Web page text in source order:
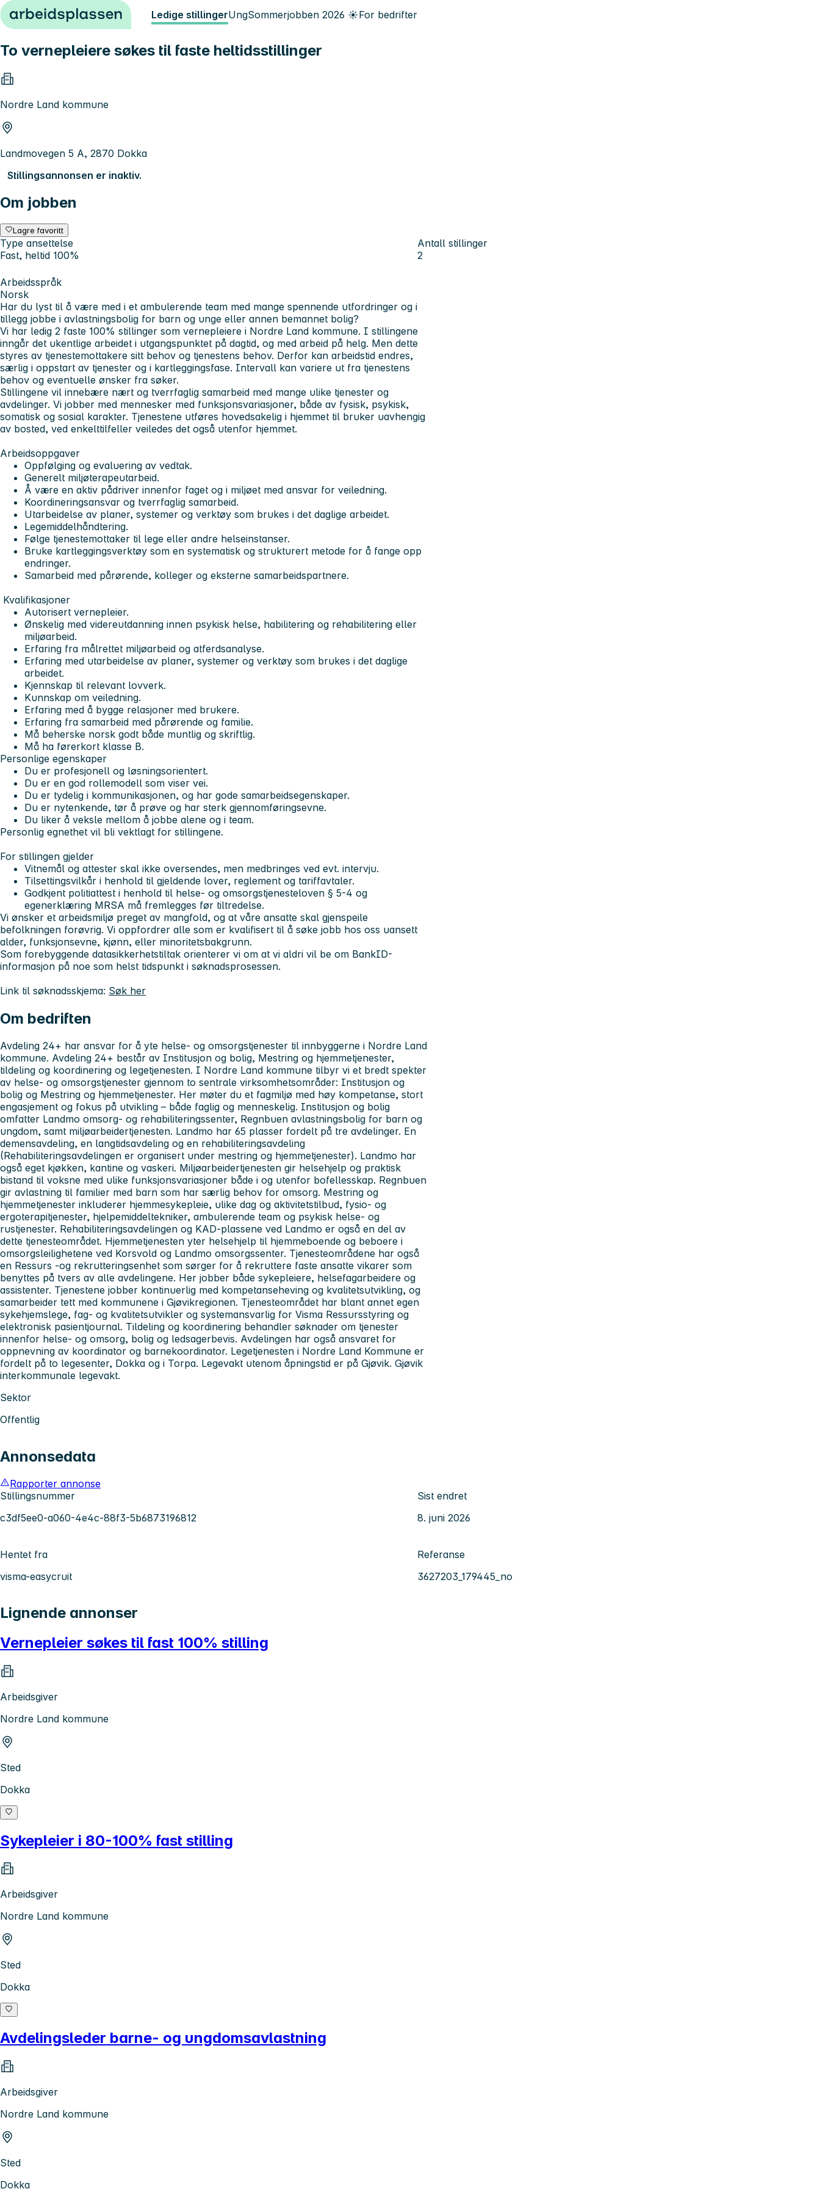
Hopp til innhold Ledige stillingerUngSommerjobben 2026 ☀️For bedrifter
To vernepleiere søkes til faste heltidsstillinger
Nordre Land kommune
Landmovegen 5 A, 2870 Dokka
Stillingsannonsen er inaktiv.
Om jobben
Lagre favoritt
Type ansettelse
Fast, heltid 100%
Antall stillinger
2
Arbeidsspråk
Norsk
Har du lyst til å være med i et ambulerende team med mange spennende utfordringer og i
tillegg jobbe i avlastningsbolig for barn og unge eller annen bemannet bolig?
Vi har ledig 2 faste 100% stillinger som vernepleiere i Nordre Land kommune. I stillingene
inngår det ukentlige arbeidet i utgangspunktet på dagtid, og med arbeid på helg. Men dette
styres av tjenestemottakere sitt behov og tjenestens behov. Derfor kan arbeidstid endres,
særlig i oppstart av tjenester og i kartleggingsfase. Intervall kan variere ut fra tjenestens
behov og eventuelle ønsker fra søker.
Stillingene vil innebære nært og tverrfaglig samarbeid med mange ulike tjenester og
avdelinger. Vi jobber med mennesker med funksjonsvariasjoner, både av fysisk, psykisk,
somatisk og sosial karakter. Tjenestene utføres hovedsakelig i hjemmet til bruker uavhengig
av bosted, ved enkelttilfeller veiledes det også utenfor hjemmet.
Arbeidsoppgaver
Oppfølging og evaluering av vedtak.
Generelt miljøterapeutarbeid.
Å være en aktiv pådriver innenfor faget og i miljøet med ansvar for veiledning.
Koordineringsansvar og tverrfaglig samarbeid.
Utarbeidelse av planer, systemer og verktøy som brukes i det daglige arbeidet.
Legemiddelhåndtering.
Følge tjenestemottaker til lege eller andre helseinstanser.
Bruke kartleggingsverktøy som en systematisk og strukturert metode for å fange opp
endringer.
Samarbeid med pårørende, kolleger og eksterne samarbeidspartnere.
Kvalifikasjoner
Autorisert vernepleier.
Ønskelig med videreutdanning innen psykisk helse, habilitering og rehabilitering eller
miljøarbeid.
Erfaring fra målrettet miljøarbeid og atferdsanalyse.
Erfaring med utarbeidelse av planer, systemer og verktøy som brukes i det daglige
arbeidet.
Kjennskap til relevant lovverk.
Kunnskap om veiledning.
Erfaring med å bygge relasjoner med brukere.
Erfaring fra samarbeid med pårørende og familie.
Må beherske norsk godt både muntlig og skriftlig.
Må ha førerkort klasse B.
Personlige egenskaper
Du er profesjonell og løsningsorientert.
Du er en god rollemodell som viser vei.
Du er tydelig i kommunikasjonen, og har gode samarbeidsegenskaper.
Du er nytenkende, tør å prøve og har sterk gjennomføringsevne.
Du liker å veksle mellom å jobbe alene og i team.
Personlig egnethet vil bli vektlagt for stillingene.
For stillingen gjelder
Vitnemål og attester skal ikke oversendes, men medbringes ved evt. intervju.
Tilsettingsvilkår i henhold til gjeldende lover, reglement og tariffavtaler.
Godkjent politiattest i henhold til helse- og omsorgstjenesteloven § 5-4 og
egenerklæring MRSA må fremlegges før tiltredelse.
Vi ønsker et arbeidsmiljø preget av mangfold, og at våre ansatte skal gjenspeile
befolkningen forøvrig. Vi oppfordrer alle som er kvalifisert til å søke jobb hos oss uansett
alder, funksjonsevne, kjønn, eller minoritetsbakgrunn.
Som forebyggende datasikkerhetstiltak orienterer vi om at vi aldri vil be om BankID-
informasjon på noe som helst tidspunkt i søknadsprosessen.
Link til søknadsskjema: Søk her
Om bedriften
Avdeling 24+ har ansvar for å yte helse- og omsorgstjenester til innbyggerne i Nordre Land
kommune. Avdeling 24+ består av Institusjon og bolig, Mestring og hjemmetjenester,
tildeling og koordinering og legetjenesten. I Nordre Land kommune tilbyr vi et bredt spekter
av helse- og omsorgstjenester gjennom to sentrale virksomhetsområder: Institusjon og
bolig og Mestring og hjemmetjenester. Her møter du et fagmiljø med høy kompetanse, stort
engasjement og fokus på utvikling – både faglig og menneskelig. Institusjon og bolig
omfatter Landmo omsorg- og rehabiliteringssenter, Regnbuen avlastningsbolig for barn og
ungdom, samt miljøarbeidertjenesten. Landmo har 65 plasser fordelt på tre avdelinger. En
demensavdeling, en langtidsavdeling og en rehabiliteringsavdeling
(Rehabiliteringsavdelingen er organisert under mestring og hjemmetjenester). Landmo har
også eget kjøkken, kantine og vaskeri. Miljøarbeidertjenesten gir helsehjelp og praktisk
bistand til voksne med ulike funksjonsvariasjoner både i og utenfor bofellesskap. Regnbuen
gir avlastning til familier med barn som har særlig behov for omsorg. Mestring og
hjemmetjenester inkluderer hjemmesykepleie, ulike dag og aktivitetstilbud, fysio- og
ergoterapitjenester, hjelpemiddeltekniker, ambulerende team og psykisk helse- og
rustjenester. Rehabiliteringsavdelingen og KAD-plassene ved Landmo er også en del av
dette tjenesteområdet. Hjemmetjenesten yter helsehjelp til hjemmeboende og beboere i
omsorgsleilighetene ved Korsvold og Landmo omsorgssenter. Tjenesteområdene har også
en Ressurs -og rekrutteringsenhet som sørger for å rekruttere faste ansatte vikarer som
benyttes på tvers av alle avdelingene. Her jobber både sykepleiere, helsefagarbeidere og
assistenter. Tjenestene jobber kontinuerlig med kompetanseheving og kvalitetsutvikling, og
samarbeider tett med kommunene i Gjøvikregionen. Tjenesteområdet har blant annet egen
sykehjemslege, fag- og kvalitetsutvikler og systemansvarlig for Visma Ressursstyring og
elektronisk pasientjournal. Tildeling og koordinering behandler søknader om tjenester
innenfor helse- og omsorg, bolig og ledsagerbevis. Avdelingen har også ansvaret for
oppnevning av koordinator og barnekoordinator. Legetjenesten i Nordre Land Kommune er
fordelt på to legesenter, Dokka og i Torpa. Legevakt utenom åpningstid er på Gjøvik. Gjøvik
interkommunale legevakt.
Sektor
Offentlig
Annonsedata
Rapporter annonse
Stillingsnummer
c3df5ee0-a060-4e4c-88f3-5b6873196812
Sist endret
8. juni 2026
Hentet fra
visma-easycruit
Referanse
3627203_179445_no
Lignende annonser
Vernepleier søkes til fast 100% stilling
Arbeidsgiver
Nordre Land kommune
Sted
Dokka
Sykepleier i 80-100% fast stilling
Arbeidsgiver
Nordre Land kommune
Sted
Dokka
Avdelingsleder barne- og ungdomsavlastning
Arbeidsgiver
Nordre Land kommune
Sted
Dokka